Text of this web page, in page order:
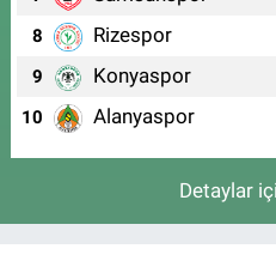
8 Rizespor
9 Konyaspor
10 Alanyaspor
Detaylar